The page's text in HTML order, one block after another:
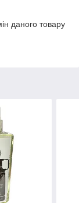
даного товару